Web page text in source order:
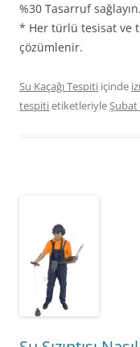
%30 Tasarruf
* Her türlü tesisat ve
çözümlenir.
Su Kaçağı Tespiti içinde
tespitietiketleriyleŞubat